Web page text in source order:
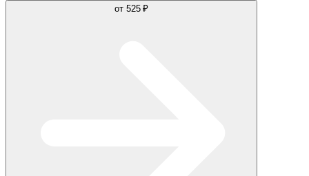
от 525 ₽